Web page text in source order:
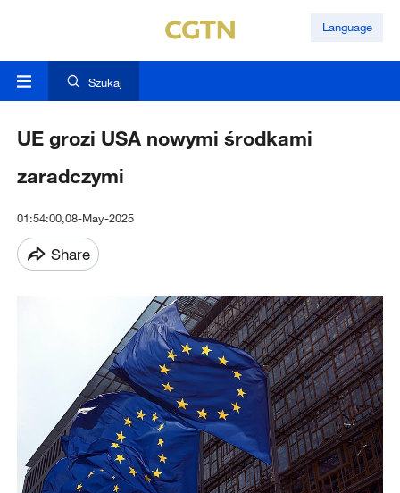
Language
Szukaj
UE grozi USA nowymi środkami
zaradczymi
01:54:00,08-May-2025
Share